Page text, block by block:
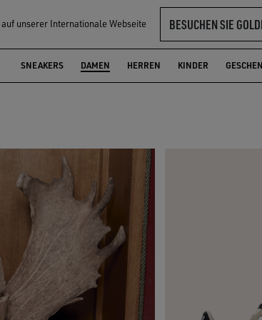
unserer Internationale Webseite BESUCHEN SIE
SNEAKERS DAMEN HERREN KINDER